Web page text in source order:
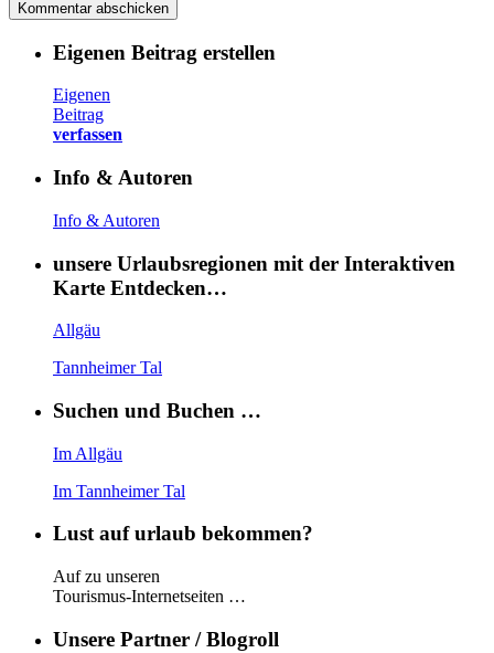
Eigenen Beitrag erstellen
Eigenen
Beitrag
verfassen
Info & Autoren
Info & Autoren
unsere Urlaubsregionen mit der Interaktiven
Karte Entdecken…
Allgäu
Tannheimer Tal
Suchen und Buchen …
Im Allgäu
Im Tannheimer Tal
Lust auf urlaub bekommen?
Auf zu unseren
Tourismus-Internetseiten …
Unsere Partner / Blogroll